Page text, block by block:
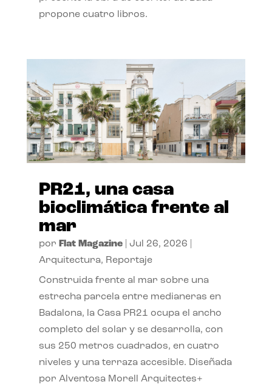
propone cuatro libros.
PR21, una casa
bioclimática frente al
mar
por Flat Magazine| Jul 26, 2026
Arquitectura, Reportaje
Construida frente al mar sobre una
estrecha parcela entre medianeras en
Badalona, la Casa PR21 ocupa el ancho
completo del solar y se desarrolla, con
sus 250 metros cuadrados, en cuatro
niveles y una terraza accesible. Diseñada
por Alventosa Morell Arquitectes+